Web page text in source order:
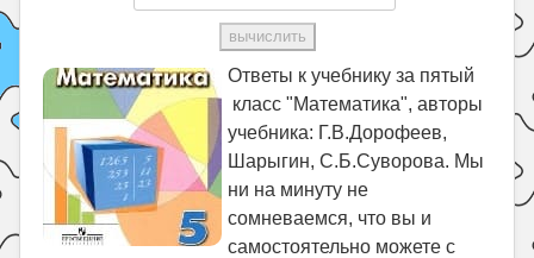
Ответы к учебнику за пятый
класс "Математика", авторы
учебника: Г.В.Дорофеев,
Шарыгин, С.Б.Суворова. Мы
ни на минуту не
сомневаемся, что вы и
самостоятельно можете с